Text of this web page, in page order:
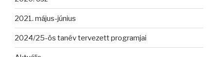
2021. május-június
2024/25-ös tanév tervezett programjai